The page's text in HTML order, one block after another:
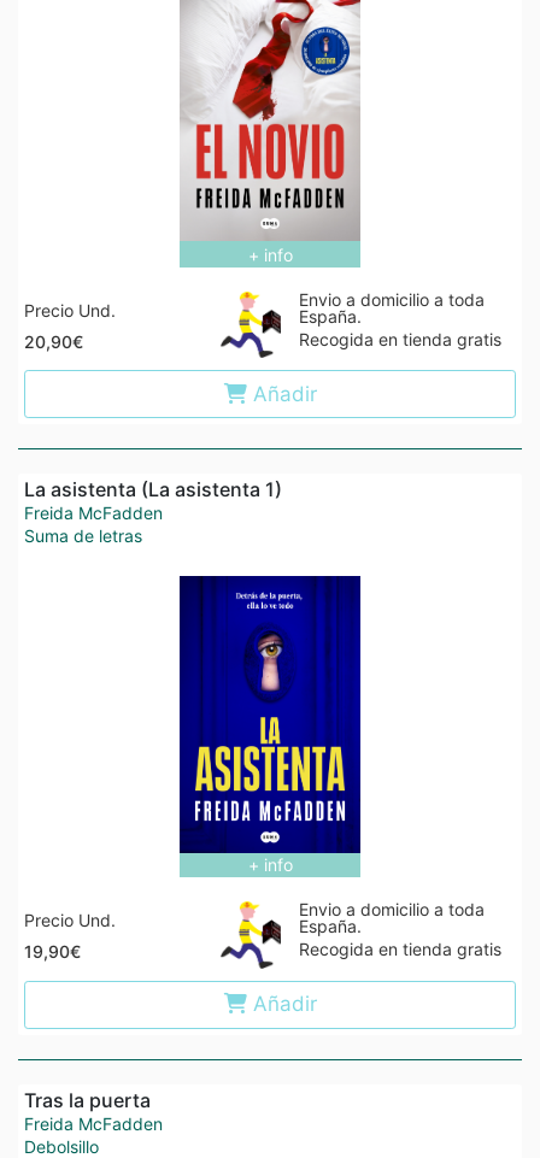
+ info
Precio Und.
20,90€
Envio a domicilio a toda
España.
Recogida en tienda gratis
Añadir
La asistenta (La asistenta 1)
Freida McFadden
Suma de letras
+ info
Precio Und.
19,90€
Envio a domicilio a toda
España.
Recogida en tienda gratis
Añadir
Tras la puerta
Freida McFadden
Debolsillo